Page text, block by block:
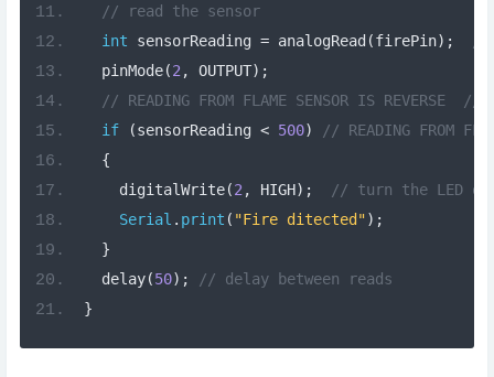
// read the sensor
int sensorReading = analogRead (firePin);
  pinMode
(2 , OUTPUT);
// READING FROM FLAME SENSOR IS REVERSE  //
if
(sensorReading < 500)
// READING FROM
{
    digitalWrite
(2 , HIGH);
// turn the LED
Serial . print ( "Fire ditected");
}
  delay
(50);
// delay between reads
}